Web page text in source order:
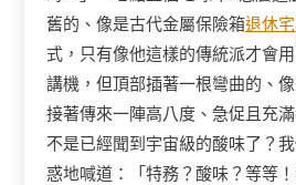
舊的、像是古代金屬保險箱退休
式，只有像他這樣的傳統派才會
講機，但頂部插著一根彎曲的、
接著傳來一陣高八度、急促且充
不是已經聞到宇宙級的酸味了？
惑地喊道：「特務？酸味？等等